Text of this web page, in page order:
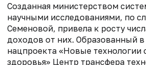
Созданная министерством
научными исследованиями, по
Семеновой, привела к росту
доходов от них. Образованный
нацпроекта «Новые технологии
здоровья» Центр трансфера